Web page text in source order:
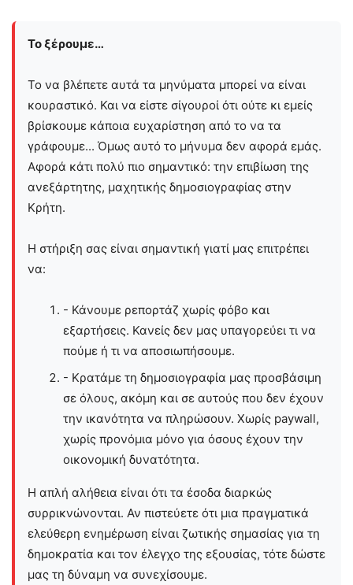
Το ξέρουμε…
Το να βλέπετε αυτά τα μηνύματα μπορεί να είναι
κουραστικό. Και να είστε σίγουροί ότι ούτε κι εμείς
βρίσκουμε κάποια ευχαρίστηση από το να τα
γράφουμε... Όμως αυτό το μήνυμα δεν αφορά εμάς.
Αφορά κάτι πολύ πιο σημαντικό: την επιβίωση της
ανεξάρτητης, μαχητικής δημοσιογραφίας στην
Kρήτη.
Η στήριξη σας είναι σημαντική γιατί μας επιτρέπει
να:
- Κάνουμε ρεπορτάζ χωρίς φόβο και
εξαρτήσεις. Κανείς δεν μας υπαγορεύει τι να
πούμε ή τι να αποσιωπήσουμε.
- Κρατάμε τη δημοσιογραφία μας προσβάσιμη
σε όλους, ακόμη και σε αυτούς που δεν έχουν
την ικανότητα να πληρώσουν. Χωρίς paywall,
χωρίς προνόμια μόνο για όσους έχουν την
οικονομική δυνατότητα.
Η απλή αλήθεια είναι ότι τα έσοδα διαρκώς
συρρικνώνονται. Αν πιστεύετε ότι μια πραγματικά
ελεύθερη ενημέρωση είναι ζωτικής σημασίας για τη
δημοκρατία και τον έλεγχο της εξουσίας, τότε δώστε
μας τη δύναμη να συνεχίσουμε.